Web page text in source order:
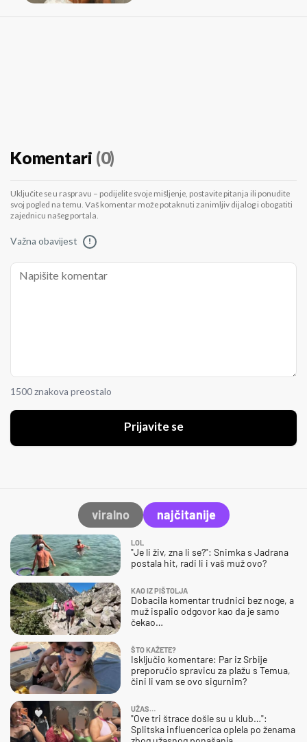
Komentari (0)
Uključite se u raspravu – podijelite svoje mišljenje, postavite pitanja ili ponudite
svoj pogled na temu. Vaš komentar može potaknuti zanimljiv dijalog i obogatiti
zajednicu našeg portala.
Važna obavijest !
1500 znakova preostalo
Prijavite se
viralno najčitanije
LOL
"Je li živ, zna li se?": Snimka s Jadrana
postala hit, radi li i vaš muž ovo?
KAO IZ PIŠTOLJA
Dobacila komentar trudnici bez noge, a
muž ispalio odgovor kao da je samo
čekao…
ŠTO KAŽETE?
Isključio komentare: Par iz Srbije
preporučio spravicu za plažu s Temua,
čini li vam se ovo sigurnim?
UŽAS…
"Ove tri štrace došle su u klub…":
Splitska influencerica oplela po ženama